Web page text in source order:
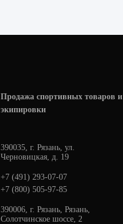
Продажа спортивных товаров и
экипировки
390035, г. Рязань, ул.
Черновицкая, д. 19
+7 (491) 293-07-07
+7 (800) 505-97-85
390006, г. Рязань, Рязань,
Солотчинское шоссе, 2